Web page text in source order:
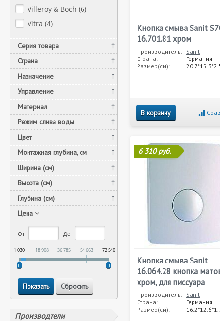
Villeroy & Boch (6)
Vitra (4)
Серия товара
Страна
Назначение
Управление
Материал
Режим слива воды
Цвет
Монтажная глубина, см
Ширина (см)
Высота (см)
Глубина (см)
Цена
От До
1 030 18 908 36 785 54 663 72 540
Производтели
Кнопка смыва Sanit
16.701.81 хром
Производитель: Sanit
Страна:
Германия
Размер(см):
В корзину
6 310 руб.
Кнопка смыва Sanit
16.064.28 кнопка
хром, для писсуара
Производитель: Sanit
Страна:
Германия
Размер(см):